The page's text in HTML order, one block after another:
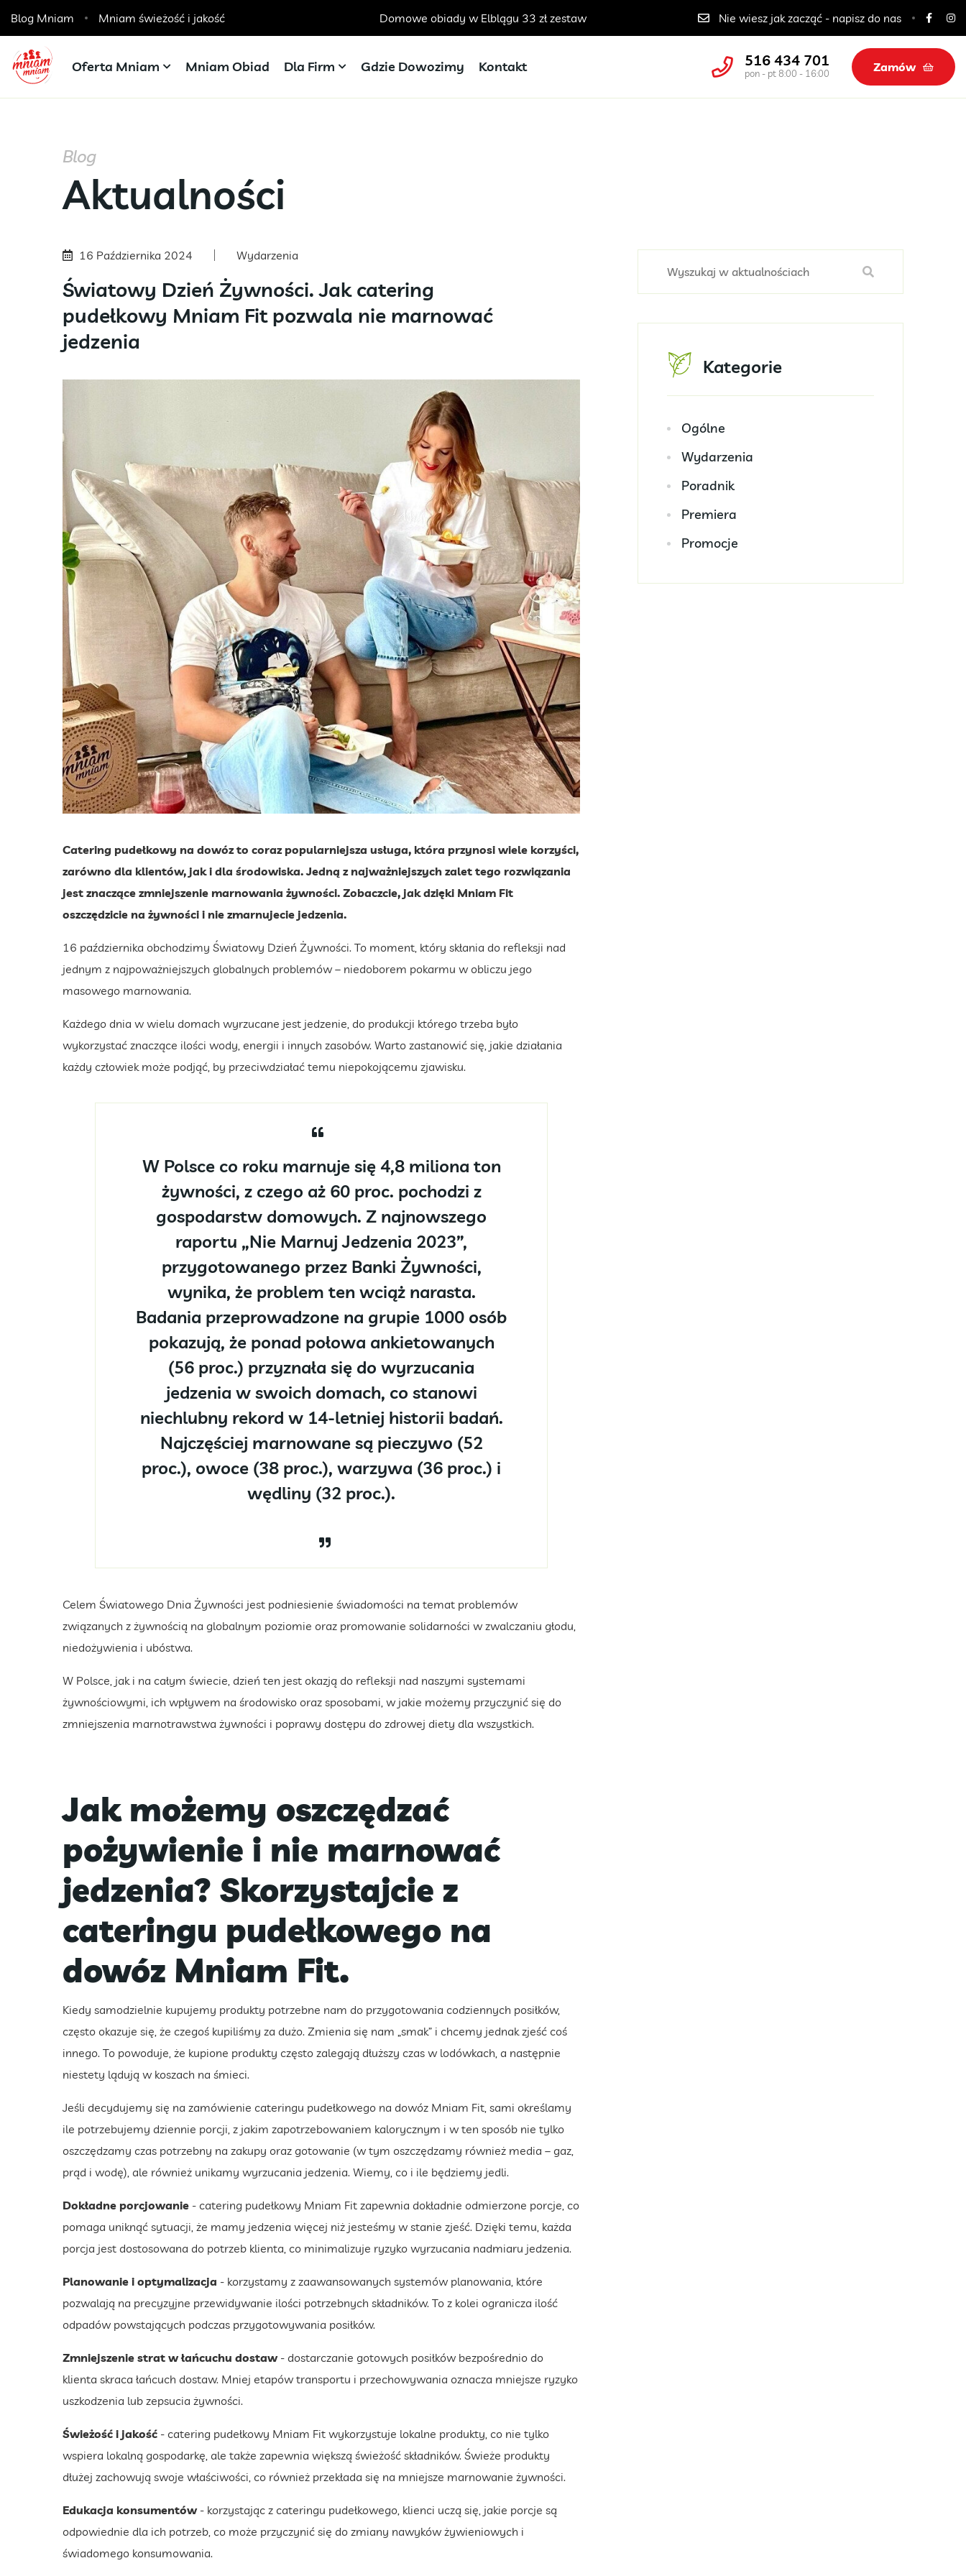
Blog Mniam Mniam świeżość i jakość
Catering dla szkół, przedszkoli i żłobków Domowe obiady w Elblągu 33 zł zestaw Catering dla szkół, przedszkoli i żłobków
Nie wiesz jak zacząć - napisz do nas
Oferta Mniam Mniam Obiad Dla Firm Gdzie Dowozimy Kontakt 516 434 701
pon - pt 8:00 - 16:00 Zamów
Blog
Aktualności
16 Października 2024 Wydarzenia
Światowy Dzień Żywności. Jak catering
pudełkowy Mniam Fit pozwala nie marnować
jedzenia
Catering pudełkowy na dowóz to coraz popularniejsza usługa, która przynosi wiele korzyści,
zarówno dla klientów, jak i dla środowiska. Jedną z najważniejszych zalet tego rozwiązania
jest znaczące zmniejszenie marnowania żywności. Zobaczcie, jak dzięki Mniam Fit
oszczędzicie na żywności i nie zmarnujecie jedzenia.
16 października obchodzimy Światowy Dzień Żywności. To moment, który skłania do refleksji nad
jednym z najpoważniejszych globalnych problemów – niedoborem pokarmu w obliczu jego
masowego marnowania.
Każdego dnia w wielu domach wyrzucane jest jedzenie, do produkcji którego trzeba było
wykorzystać znaczące ilości wody, energii i innych zasobów. Warto zastanowić się, jakie działania
każdy człowiek może podjąć, by przeciwdziałać temu niepokojącemu zjawisku.
W Polsce co roku marnuje się 4,8 miliona ton
żywności, z czego aż 60 proc. pochodzi z
gospodarstw domowych. Z najnowszego
raportu „Nie Marnuj Jedzenia 2023”,
przygotowanego przez Banki Żywności,
wynika, że problem ten wciąż narasta.
Badania przeprowadzone na grupie 1000 osób
pokazują, że ponad połowa ankietowanych
(56 proc.) przyznała się do wyrzucania
jedzenia w swoich domach, co stanowi
niechlubny rekord w 14-letniej historii badań.
Najczęściej marnowane są pieczywo (52
proc.), owoce (38 proc.), warzywa (36 proc.) i
wędliny (32 proc.).
Celem Światowego Dnia Żywności jest podniesienie świadomości na temat problemów
związanych z żywnością na globalnym poziomie oraz promowanie solidarności w zwalczaniu głodu,
niedożywienia i ubóstwa.
W Polsce, jak i na całym świecie, dzień ten jest okazją do refleksji nad naszymi systemami
żywnościowymi, ich wpływem na środowisko oraz sposobami, w jakie możemy przyczynić się do
zmniejszenia marnotrawstwa żywności i poprawy dostępu do zdrowej diety dla wszystkich.
Jak możemy oszczędzać
pożywienie i nie marnować
jedzenia? Skorzystajcie z
cateringu pudełkowego na
dowóz Mniam Fit.
Kiedy samodzielnie kupujemy produkty potrzebne nam do przygotowania codziennych posiłków,
często okazuje się, że czegoś kupiliśmy za dużo. Zmienia się nam „smak” i chcemy jednak zjeść coś
innego. To powoduje, że kupione produkty często zalegają dłuższy czas w lodówkach, a następnie
niestety lądują w koszach na śmieci.
Jeśli decydujemy się na zamówienie cateringu pudełkowego na dowóz Mniam Fit, sami określamy
ile potrzebujemy dziennie porcji, z jakim zapotrzebowaniem kalorycznym i w ten sposób nie tylko
oszczędzamy czas potrzebny na zakupy oraz gotowanie (w tym oszczędzamy również media – gaz,
prąd i wodę), ale również unikamy wyrzucania jedzenia. Wiemy, co i ile będziemy jedli.
Dokładne porcjowanie - catering pudełkowy Mniam Fit zapewnia dokładnie odmierzone porcje, co
pomaga uniknąć sytuacji, że mamy jedzenia więcej niż jesteśmy w stanie zjeść. Dzięki temu, każda
porcja jest dostosowana do potrzeb klienta, co minimalizuje ryzyko wyrzucania nadmiaru jedzenia.
Planowanie i optymalizacja - korzystamy z zaawansowanych systemów planowania, które
pozwalają na precyzyjne przewidywanie ilości potrzebnych składników. To z kolei ogranicza ilość
odpadów powstających podczas przygotowywania posiłków.
Zmniejszenie strat w łańcuchu dostaw- dostarczanie gotowych posiłków bezpośrednio do
klienta skraca łańcuch dostaw. Mniej etapów transportu i przechowywania oznacza mniejsze ryzyko
uszkodzenia lub zepsucia żywności.
Świeżość i jakość - catering pudełkowy Mniam Fit wykorzystuje lokalne produkty, co nie tylko
wspiera lokalną gospodarkę, ale także zapewnia większą świeżość składników. Świeże produkty
dłużej zachowują swoje właściwości, co również przekłada się na mniejsze marnowanie żywności.
Edukacja konsumentów- korzystając z cateringu pudełkowego, klienci uczą się, jakie porcje są
odpowiednie dla ich potrzeb, co może przyczynić się do zmiany nawyków żywieniowych i
świadomego konsumowania.
Kategorie
Ogólne
Wydarzenia
Poradnik
Premiera
Promocje